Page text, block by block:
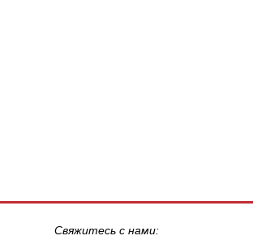
Свяжитесь с нами: